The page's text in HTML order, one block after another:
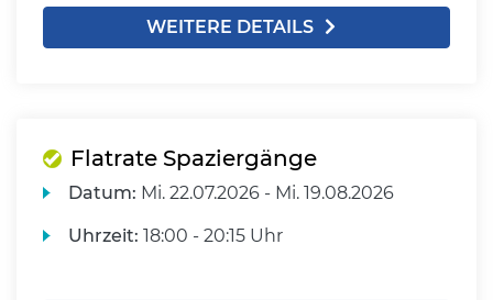
WEITERE DETAILS
Flatrate Spaziergänge
Datum: Mi. 22.07.2026 - Mi. 19.08.2026
Uhrzeit: 18:00 - 20:15 Uhr